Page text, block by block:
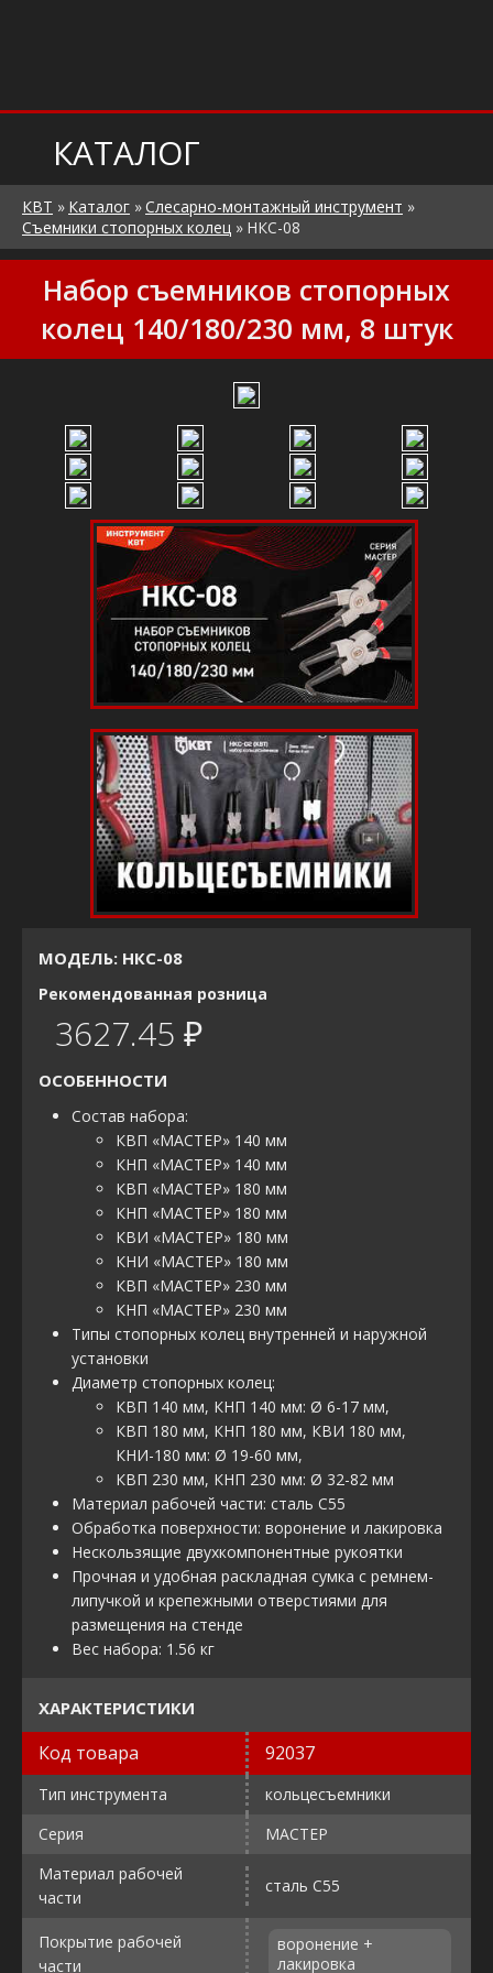
КАТАЛОГ
КВТ » Каталог »Слесарно-монтажный инструмент »
Съемники стопорных колец » НКС-08
Набор съемников стопорных
колец 140/180/230 мм, 8 штук
МОДЕЛЬ: НКС-08
Рекомендованная розница
3627.45 ₽
ОСОБЕННОСТИ
Состав набора:
КВП «МАСТЕР» 140 мм
КНП «МАСТЕР» 140 мм
КВП «МАСТЕР» 180 мм
КНП «МАСТЕР» 180 мм
КВИ «МАСТЕР» 180 мм
КНИ «МАСТЕР» 180 мм
КВП «МАСТЕР» 230 мм
КНП «МАСТЕР» 230 мм
Типы стопорных колец внутренней и наружной
установки
Диаметр стопорных колец:
КВП 140 мм, КНП 140 мм: Ø 6-17 мм,
КВП 180 мм, КНП 180 мм, КВИ 180 мм,
КНИ-180 мм: Ø 19-60 мм,
КВП 230 мм, КНП 230 мм: Ø 32-82 мм
Материал рабочей части: сталь С55
Обработка поверхности: воронение и лакировка
Нескользящие двухкомпонентные рукоятки
Прочная и удобная раскладная сумка с ремнем-
липучкой и крепежными отверстиями для
размещения на стенде
Вес набора: 1.56 кг
ХАРАКТЕРИСТИКИ
Код товара 92037
Тип инструмента
кольцесъемники
Серия
МАСТЕР
Материал рабочей
части
сталь С55
Покрытие рабочей
части
воронение +
лакировка